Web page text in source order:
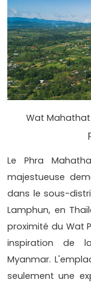
Wat Mahathat
Le Phra
majestueuse
dans le sous-
Lamphun, en
proximité du Wat
inspiration de
Myanmar.
seulement une